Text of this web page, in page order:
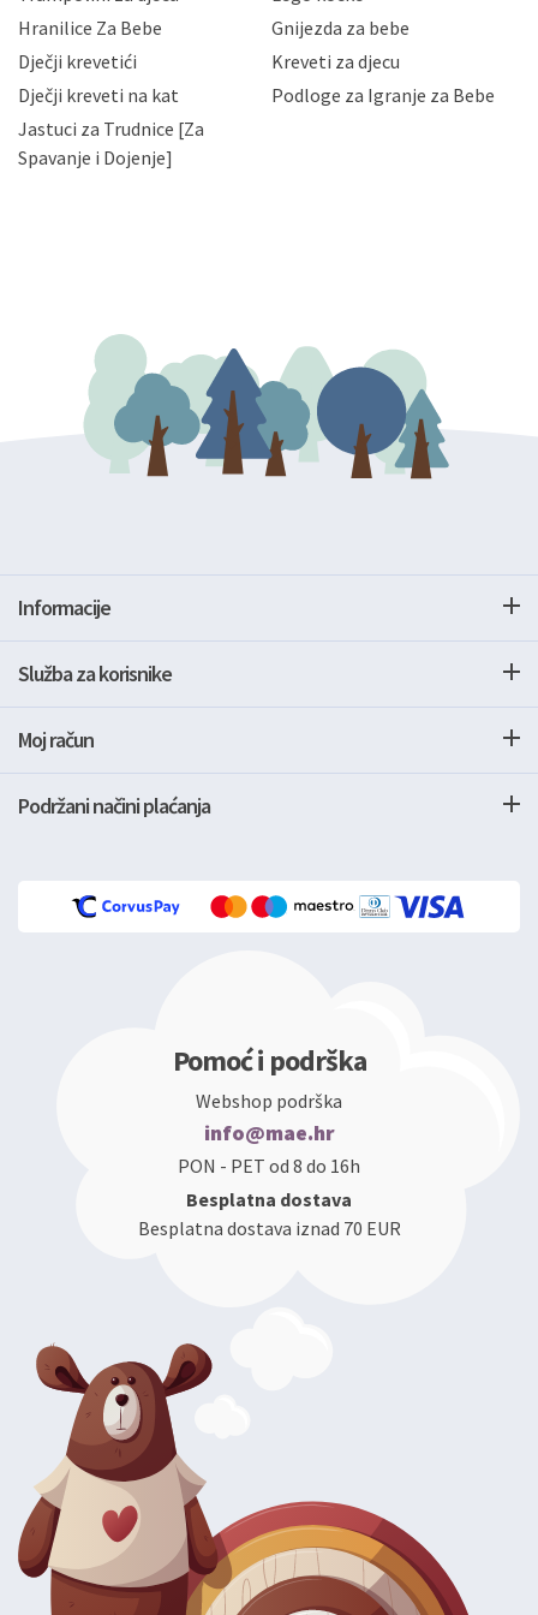
slučajevima koji su dozvoljeni zakonima. Napominjemo
da možete u svako doba, u potpunosti ili djelomice,
zatražiti prestanak aktivnosti obrade Vaših osobnih
podataka. Opoziv privole možete podnijeti poštom na
gore navedenu adresu ili e-mailom na adresu:
Hranilice Za Bebe
Gnijezda za bebe
Dječji krevetići
Kreveti za djecu
Dječji kreveti na kat
Podloge za Igranje za Bebe
Jastuci za Trudnice [Za
Spavanje i Dojenje]
Informacije
Služba za korisnike
Moj račun
Podržani načini plaćanja
Pomoć i podrška
Webshop podrška
info@mae.hr
PON - PET od 8 do 16h
Besplatna dostava
Besplatna dostava iznad 70 EUR